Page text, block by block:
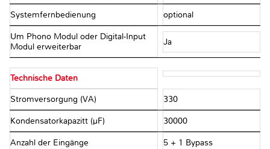
Systemfernbedienung optional
Um Phono Modul oder Digital-Input
Modul erweiterbar
Ja
Technische Daten
Stromversorgung (VA) 330
Kondensatorkapazitt (µF) 30000
Anzahl der Eingänge 5 + 1 Bypass